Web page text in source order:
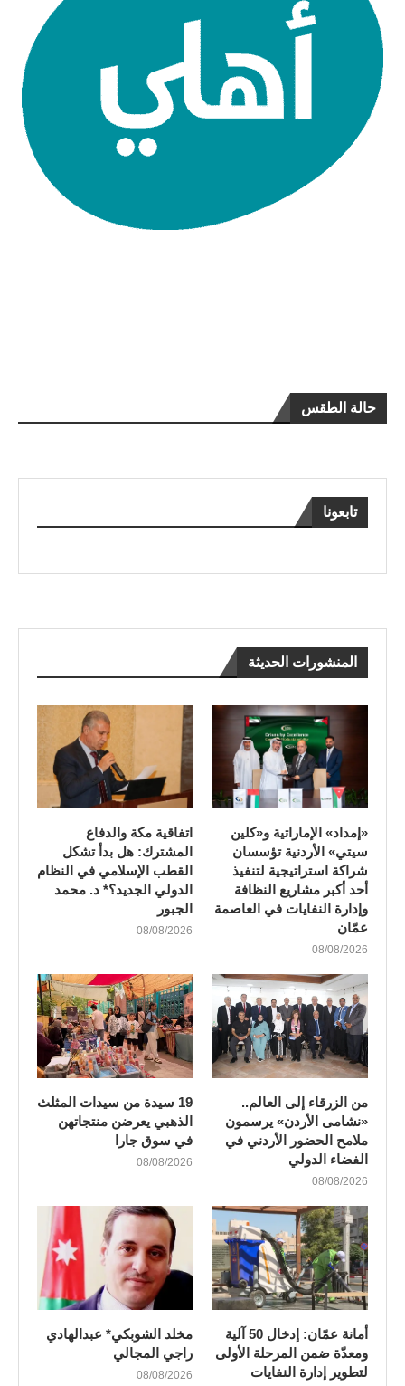
حالة الطقس
تابعونا
المنشورات الحديثة
«إمداد» الإماراتية و«كلين
سيتي» الأردنية تؤسسان
شراكة استراتيجية لتنفيذ
أحد أكبر مشاريع النظافة
وإدارة النفايات في العاصمة
عمّان
08/08/2026
اتفاقية مكة والدفاع
المشترك: هل بدأ تشكل
القطب الإسلامي في النظام
الدولي الجديد؟* د. محمد
الجبور
08/08/2026
من الزرقاء إلى العالم..
«نشامى الأردن» يرسمون
ملامح الحضور الأردني في
الفضاء الدولي
08/08/2026
19 سيدة من سيدات المثلث
الذهبي يعرضن منتجاتهن
في سوق جارا
08/08/2026
أمانة عمّان: إدخال 50 آلية
ومعدّة ضمن المرحلة الأولى
لتطوير إدارة النفايات
مخلد الشوبكي* عبدالهادي
راجي المجالي
08/08/2026